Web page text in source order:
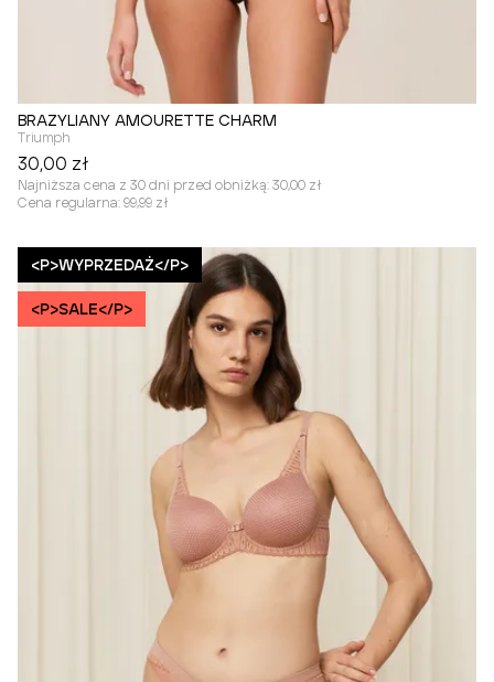
BRAZYLIANY AMOURETTE CHARM
Triumph
30,00 zł
Najniższa cena z 30 dni przed obniżką: 30,00 zł
Cena regularna: 99,99 zł
<P>WYPRZEDAŻ</P>
<P>SALE</P>